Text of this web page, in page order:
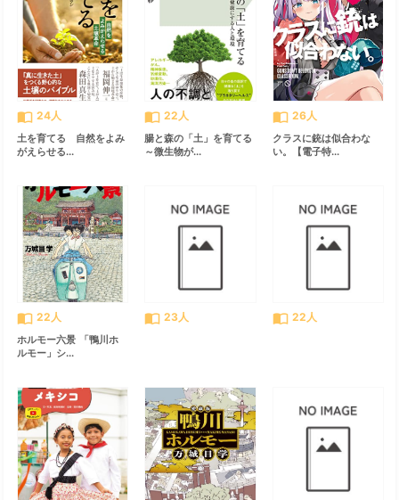
import_contacts 24人
土を育てる 自然をよみ
がえらせる...
import_contacts 22人
腸と森の「土」を育てる
～微生物が...
import_contacts 26人
クラスに銃は似合わな
い。【電子特...
import_contacts 22人
ホルモー六景 「鴨川ホ
ルモー」シ...
import_contacts 23人 import_contacts 22人